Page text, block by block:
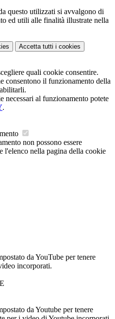
questo utilizzati si avvalgono di
ed utili alle finalità illustrate nella
Accetta tutti i cookies
quali cookie consentire.
consentono il funzionamento della
necessari al funzionamento potete
.
non possono essere
l'elenco nella pagina della cookie
da YouTube per tenere
incorporati.
da Youtube per tenere